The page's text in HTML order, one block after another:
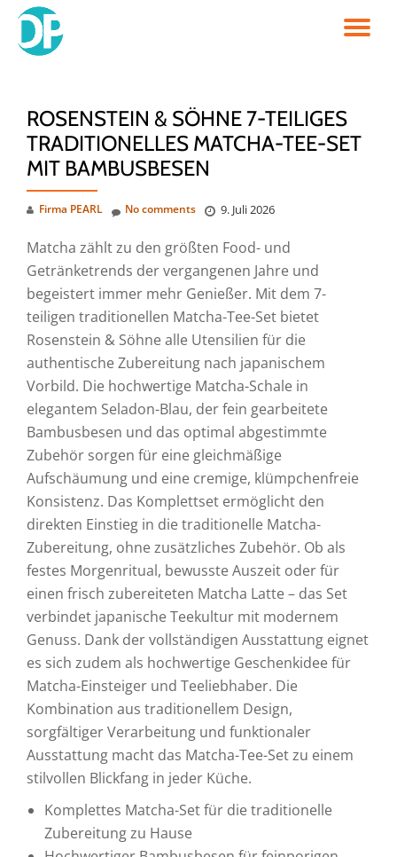
Skip
ROSENSTEIN & SÖHNE 7-TEILIGES
TRADITIONELLES MATCHA-TEE-SET
MIT BAMBUSBESEN
Firma PEARL 9. Juli 2026
No comments
Matcha zählt zu den größten Food- und
Getränketrends der vergangenen Jahre und
begeistert immer mehr Genießer. Mit dem 7-
teiligen traditionellen Matcha-Tee-Set bietet
Rosenstein & Söhne alle Utensilien für die
authentische Zubereitung nach japanischem
Vorbild. Die hochwertige Matcha-Schale in
elegantem Seladon-Blau, der fein gearbeitete
Bambusbesen und das optimal abgestimmte
Zubehör sorgen für eine gleichmäßige
Aufschäumung und eine cremige, klümpchenfreie
Konsistenz. Das Komplettset ermöglicht den
direkten Einstieg in die traditionelle Matcha-
Zubereitung, ohne zusätzliches Zubehör. Ob als
festes Morgenritual, bewusste Auszeit oder für
einen frisch zubereiteten Matcha Latte – das Set
verbindet japanische Teekultur mit modernem
Genuss. Dank der vollständigen Ausstattung eignet
es sich zudem als hochwertige Geschenkidee für
Matcha-Einsteiger und Teeliebhaber. Die
Kombination aus traditionellem Design,
sorgfältiger Verarbeitung und funktionaler
Ausstattung macht das Matcha-Tee-Set zu einem
stilvollen Blickfang in jeder Küche.
Komplettes Matcha-Set für die traditionelle
Zubereitung zu Hause